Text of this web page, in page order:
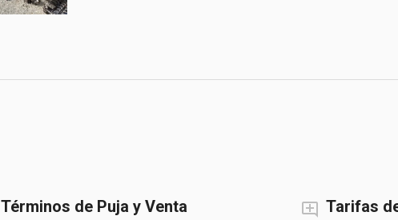
Términos de Puja y Venta Tarifas